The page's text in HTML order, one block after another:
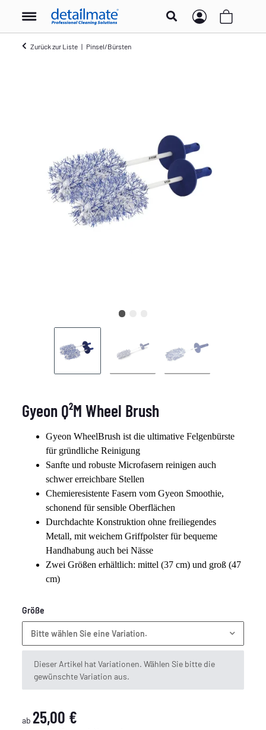
Zurück zur Liste Pinsel/Bürsten
Gyeon Q²M Wheel Brush
Gyeon WheelBrush ist die ultimative Felgenbürste
für gründliche Reinigung
Sanfte und robuste Microfasern reinigen auch
schwer erreichbare Stellen
Chemieresistente Fasern vom Gyeon Smoothie,
schonend für sensible Oberflächen
Durchdachte Konstruktion ohne freiliegendes
Metall, mit weichem Griffpolster für bequeme
Handhabung auch bei Nässe
Zwei Größen erhältlich: mittel (37 cm) und groß (47
cm)
Größe
Bitte wählen Sie eine Variation.
x
Dieser Artikel hat Variationen. Wählen Sie bitte die
gewünschte Variation aus.
ab25,00 €